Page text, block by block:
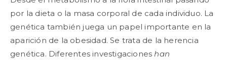
por la dieta o la masa corporal de cada individuo. La
genética también juega un papel importante en la
aparición de la obesidad. Se trata de la herencia
genética. Diferentes investigaciones han